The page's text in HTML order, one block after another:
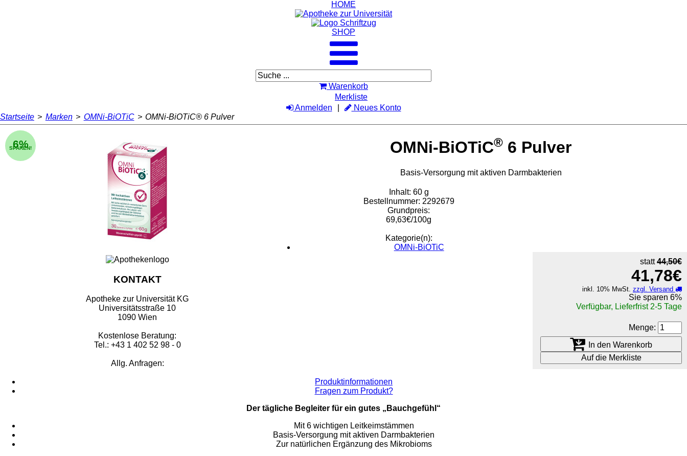
HOME
SHOP
Warenkorb
Merkliste
Anmelden
Neues Konto
Startseite > Marken > OMNi-BiOTiC > OMNi-BiOTiC® 6 Pulver
OMNi-BiOTiC® 6 Pulver
6%
SPAREN!
Basis-Versorgung mit aktiven Darmbakterien
Inhalt: 60 g
Bestellnummer: 2292679
Grundpreis:
69,63€/100g
Kategorie(n):
OMNi-BiOTiC
statt44,50€
41,78€
inkl. 10% MwSt. zzgl. Versand
Sie sparen 6%
Verfügbar, Lieferfrist 2-5 Tage
Menge:
In den Warenkorb
Auf die Merkliste
Produktinformationen
Fragen zum Produkt?
Der tägliche Begleiter für ein gutes „Bauchgefühl“
Mit 6 wichtigen Leitkeimstämmen
Basis-Versorgung mit aktiven Darmbakterien
Zur natürlichen Ergänzung des Mikrobioms
KONTAKT
Apotheke zur Universität KG
Universitätsstraße 10
1090 Wien
Kostenlose Beratung:
Tel.: +43 1 402 52 98 - 0
Allg. Anfragen: